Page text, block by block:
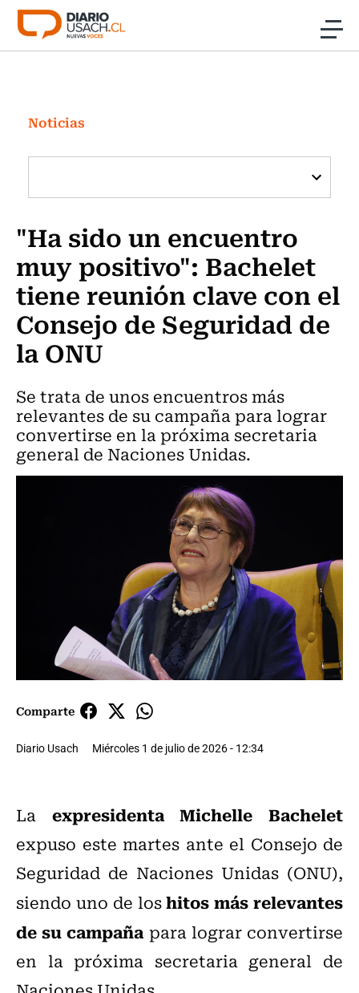
Click acá para ir directamente al contenido
Investigación
Cultura
Programas Radio y TV Usach
Noticias
"Ha sido un encuentro
muy positivo": Bachelet
tiene reunión clave con el
Consejo de Seguridad de
la ONU
Se trata de unos encuentros más
relevantes de su campaña para lograr
convertirse en la próxima secretaria
general de Naciones Unidas.
Comparte
Diario Usach Miércoles 1 de julio de 2026 - 12:34
La expresidenta Michelle Bachelet
expuso este martes ante el Consejo de
Seguridad de Naciones Unidas (ONU),
siendo uno de loshitos más relevantes
de su campaña para lograr convertirse
en la próxima secretaria general de